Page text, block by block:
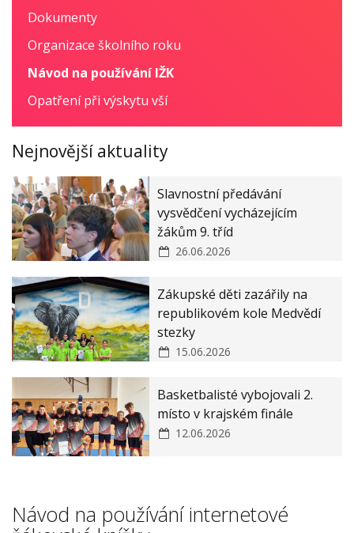
Dokumenty
Organizace školního roku
Návod na používání IŽK
Opatření při výskytu vší
Nejnovější aktuality
Slavnostní předávání
vysvědčení vycházejícím
žákům 9. tříd
26.06.2026
Zákupské děti zazářily na
republikovém kole Medvědí
stezky
15.06.2026
Basketbalisté vybojovali 2.
místo v krajském finále
12.06.2026
Návod na používání internetové